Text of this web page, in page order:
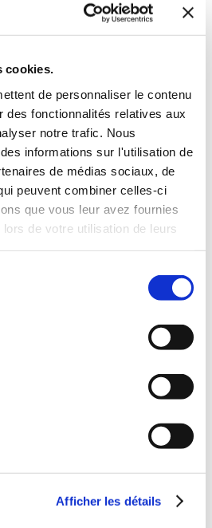
cookies.
de personnaliser le contenu
des fonctionnalités relatives aux
notre trafic. Nous
informations sur l'utilisation de
de médias sociaux, de
peuvent combiner celles-ci
que vous leur avez fournies
de votre utilisation de leurs
Afficher les détails
Maternelle
Christine Lemoine
DÉCOUPAGES
19€00